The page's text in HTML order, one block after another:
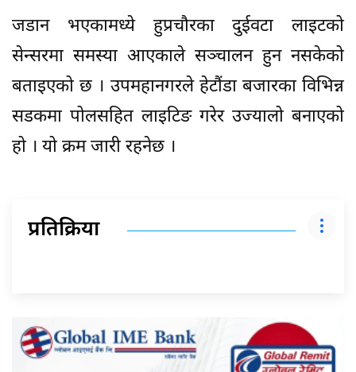
जडान भएकामध्ये हुप्रचौरका दुईवटा लाइटको
सेन्सरमा समस्या आएकाले सञ्चालन हुन नसकेको
बताइएको छ । उपमहानगरले हेटौंडा बजारका विभिन्न
सडकमा पोलसहित लाइटिङ गरेर उज्यालो बनाएको
हो । यो क्रम जारी रहनेछ ।
प्रतिक्रिया